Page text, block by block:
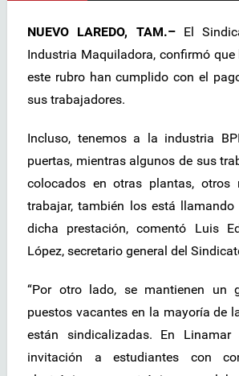
NUEVO LAREDO, TAM.– El
Industria Maquiladora, confirmó que
este rubro han cumplido con el
sus trabajadores.
Incluso, tenemos a la industria
puertas, mientras algunos de sus
colocados en otras plantas, otros
trabajar, también los está
dicha prestación, comentó Luis
López, secretario general del
“Por otro lado, se mantienen un
puestos vacantes en la mayoría de
están sindicalizadas. En
invitación a estudiantes con